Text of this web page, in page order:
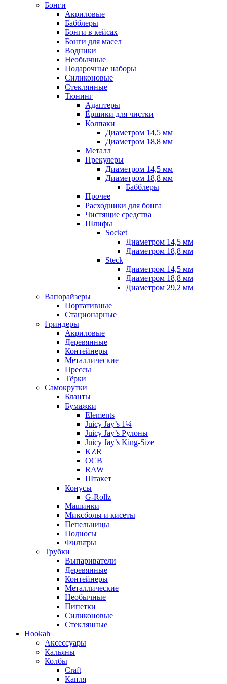
Бонги
Акриловые
Бабблеры
Бонги в кейсах
Бонги для масел
Водники
Необычные
Подарочные наборы
Силиконовые
Стеклянные
Тюнинг
Адаптеры
Ёршики для чистки
Колпаки
Диаметром 14,5 мм
Диаметром 18,8 мм
Металл
Прекулеры
Диаметром 14,5 мм
Диаметром 18,8 мм
Бабблеры
Прочее
Расходники для бонга
Чистящие средства
Шлифы
Socket
Диаметром 14,5 мм
Диаметром 18,8 мм
Steck
Диаметром 14,5 мм
Диаметром 18,8 мм
Диаметром 29,2 мм
Вапорайзеры
Портативные
Стационарные
Гриндеры
Акриловые
Деревянные
Контейнеры
Металлические
Прессы
Тёрки
Самокрутки
Бланты
Бумажки
Elements
Juicy Jay’s 1¼
Juicy Jay’s Рулоны
Juicy Jay’s King-Size
KZR
OCB
RAW
Штакет
Конусы
G-Rollz
Машинки
Миксболы и кисеты
Пепельницы
Подносы
Фильтры
Трубки
Выпариватели
Деревянные
Контейнеры
Металлические
Необычные
Пипетки
Силиконовые
Стеклянные
Hookah
Аксессуары
Кальяны
Колбы
Craft
Капля